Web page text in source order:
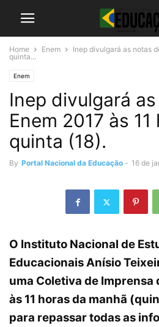
Home Enem
Inep divulgará as notas
quinta...
Enem
Inep divulgará
Enem 2017 às
quinta (18).
By Portal Nacional da Educação - 16 de
O Instituto Nacional de
Educacionais Anísio
uma Coletiva de Imprensa
às 11 horas da manhã
para repassar todas as